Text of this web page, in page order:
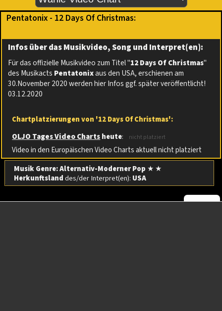
Pentatonix - 12 Days Of Christmas:
Infos über das Musikvideo, Song und Interpret(en):
Für das offizielle Musikvideo zum Titel "12 Days Of Christmas"
des Musikacts Pentatonixaus den USA, erschienen am
30.November 2020 werden hier Infos ggf. später veröffentlicht!
03.12.2020
Chartplatzierungen von '12 Days Of Christmas':
OLJO Tages Video Chartsheute: nicht platziert
Video in den Europäischen Video Charts aktuell nicht platziert
Musik Genre: Alternativ-Moderner Pop ★ ★
Herkunftslanddes/der Interpret(en): USA